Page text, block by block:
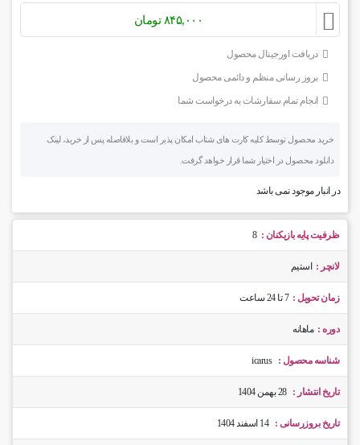
۸۴۵,۰۰۰ تومان
دریافت اورجینال محصول
بروز رسانی منظم و دائمی محصول
انجام تمام سفارشات به درخواست شما
خرید محصول توسط کلیه کارت های شتاب امکان پذیر است و بلافاصله پس از خرید، لینک
دانلود محصول در اختیار شما قرار خواهد گرفت.
در انبار موجود نمی باشد
ظرفیت پایه بازیکنان : 8
لانچر : استیم
زمان تحویل : 7 تا 24 ساعت
دوره : ماهانه
شناسه محصول : icarus
تاریخ انتشار : 28 بهمن 1404
تاریخ بروزرسانی : 14 اسفند 1404